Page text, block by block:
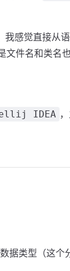
我感觉直接从
件名和类名
IDEA
据类型（这个